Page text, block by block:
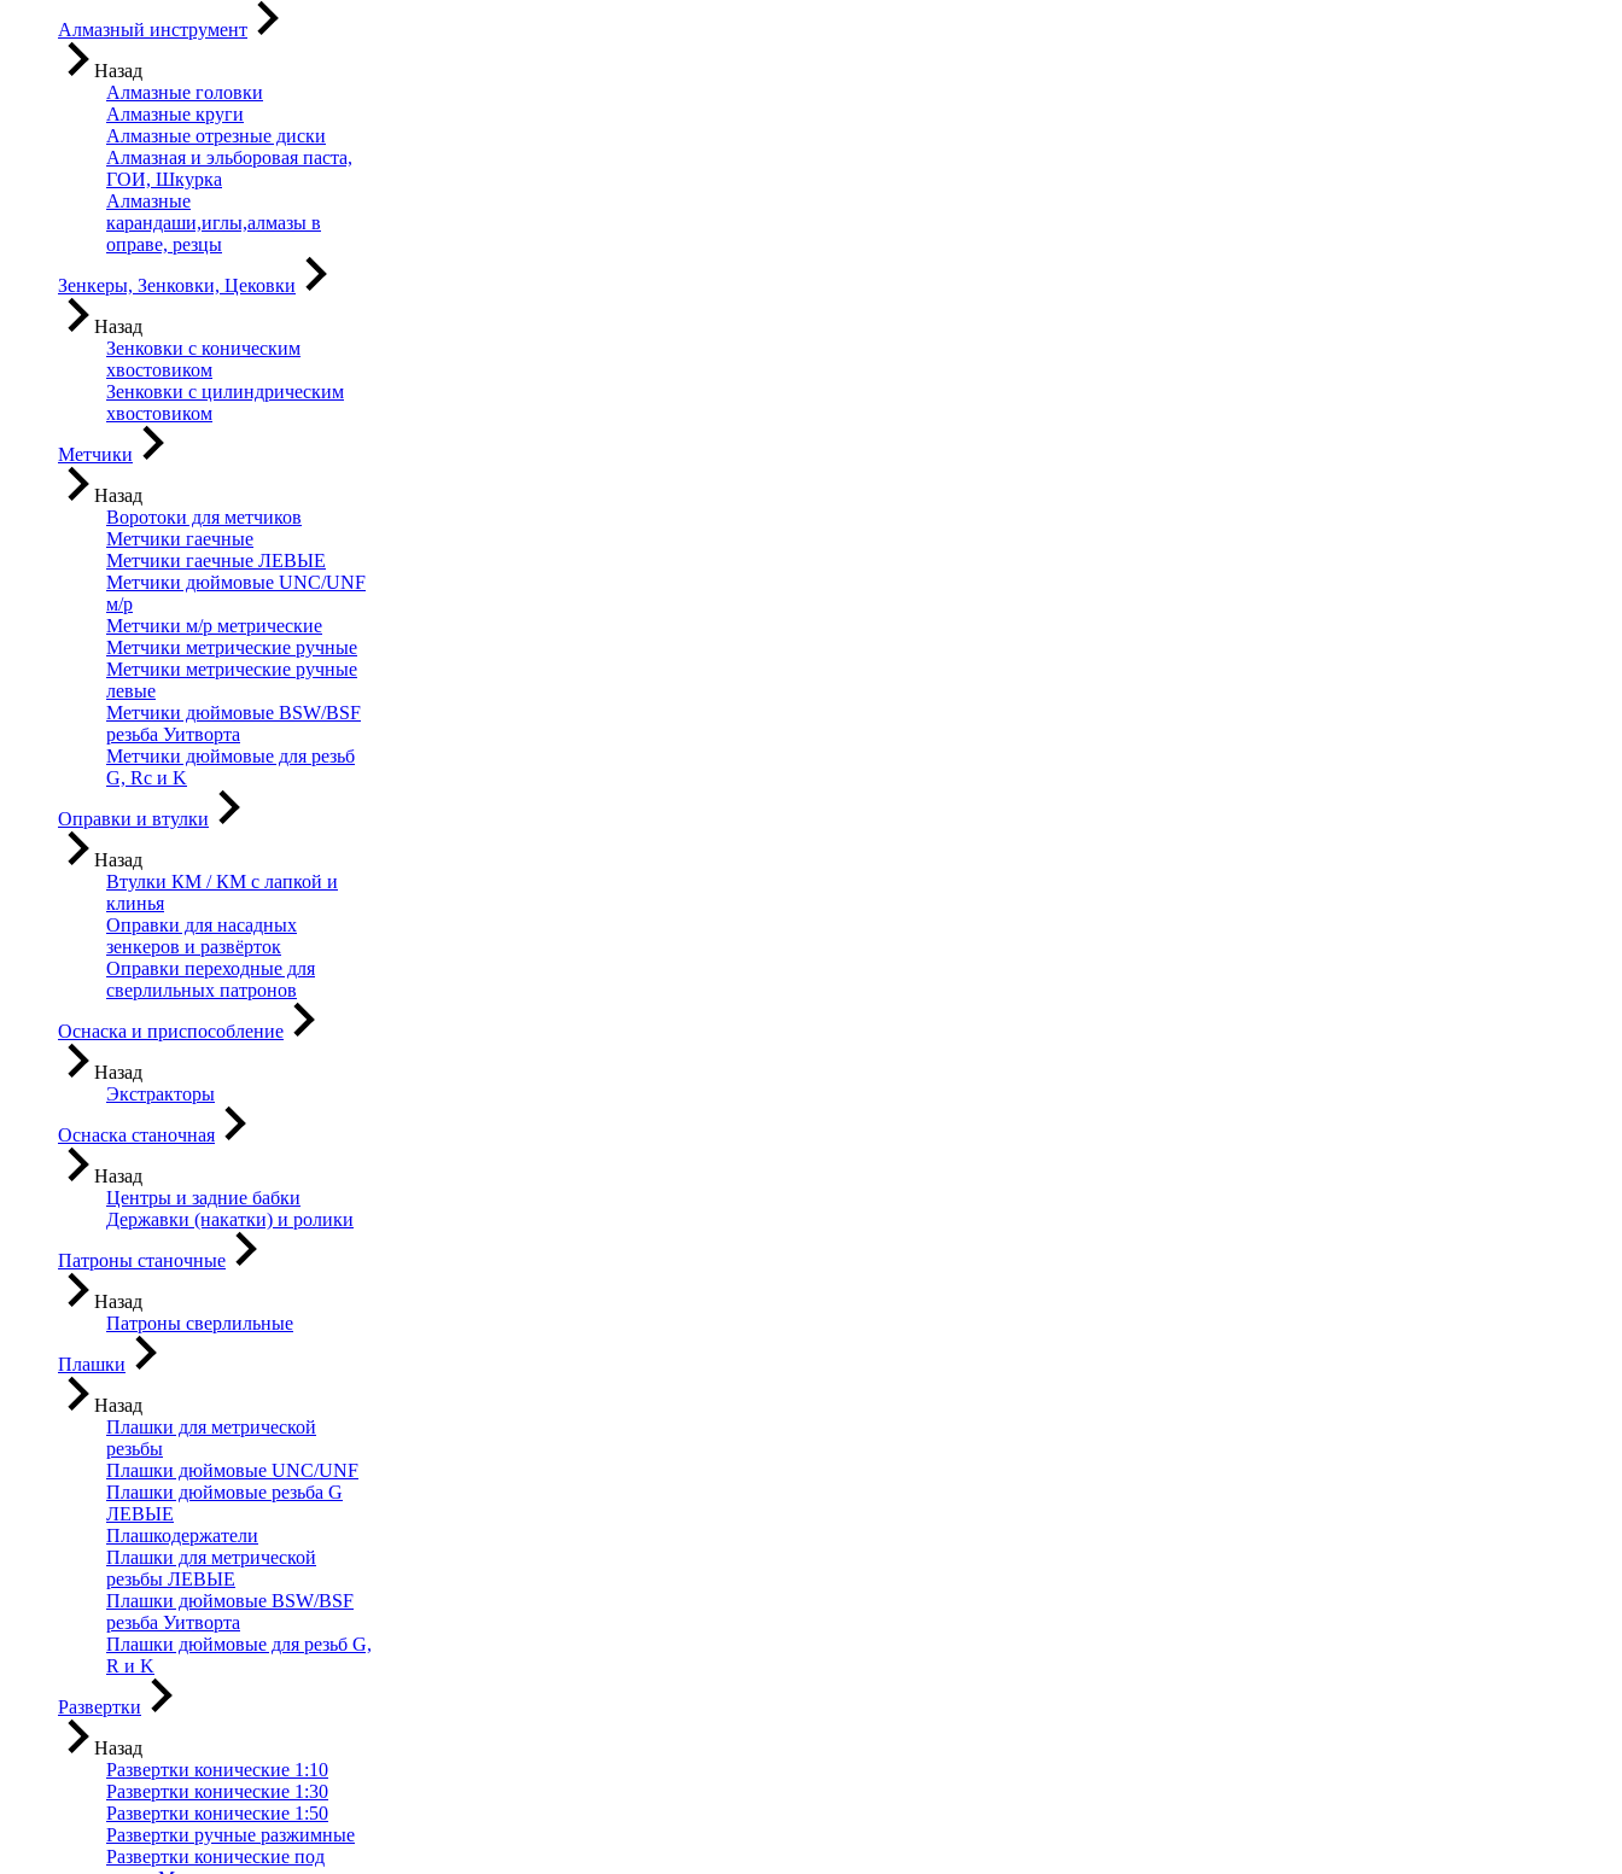
Алмазный инструмент
Назад
Алмазные головки
Алмазные круги
Алмазные отрезные диски
Алмазная и эльборовая паста,
ГОИ, Шкурка
Алмазные
карандаши,иглы,алмазы в
оправе, резцы
Зенкеры, Зенковки, Цековки
Назад
Зенковки с коническим
хвостовиком
Зенковки с цилиндрическим
хвостовиком
Метчики
Назад
Воротоки для метчиков
Метчики гаечные
Метчики гаечные ЛЕВЫЕ
Метчики дюймовые UNC/UNF
м/р
Метчики м/р метрические
Метчики метрические ручные
Метчики метрические ручные
левые
Метчики дюймовые BSW/BSF
резьба Уитворта
Метчики дюймовые для резьб
G, Rc и K
Оправки и втулки
Назад
Втулки КМ / КМ с лапкой и
клинья
Оправки для насадных
зенкеров и развёрток
Оправки переходные для
сверлильных патронов
Оснаска и приспособление
Назад
Экстракторы
Оснаска станочная
Назад
Центры и задние бабки
Державки (накатки) и ролики
Патроны станочные
Назад
Патроны сверлильные
Плашки
Назад
Плашки для метрической
резьбы
Плашки дюймовые UNC/UNF
Плашки дюймовые резьба G
ЛЕВЫЕ
Плашкодержатели
Плашки для метрической
резьбы ЛЕВЫЕ
Плашки дюймовые BSW/BSF
резьба Уитворта
Плашки дюймовые для резьб G,
R и K
Развертки
Назад
Развертки конические 1:10
Развертки конические 1:30
Развертки конические 1:50
Развертки ручные разжимные
Развертки конические под